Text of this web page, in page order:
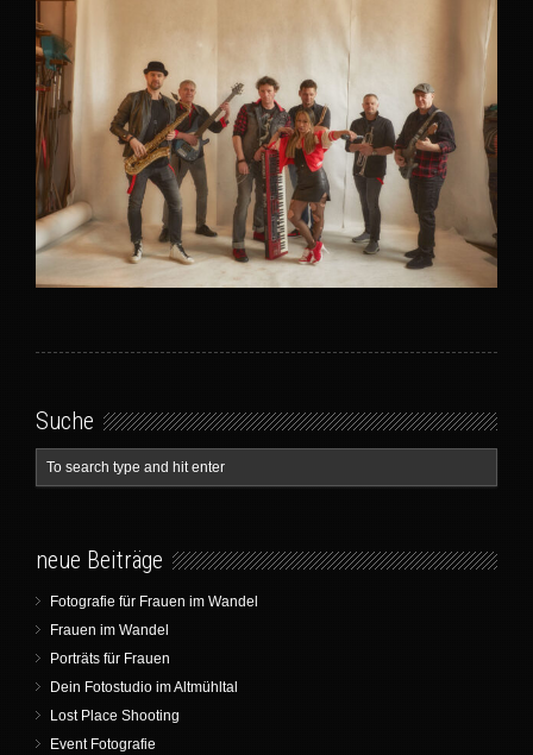
Suche
neue Beiträge
Fotografie für Frauen im Wandel
Frauen im Wandel
Porträts für Frauen
Dein Fotostudio im Altmühltal
Lost Place Shooting
Event Fotografie